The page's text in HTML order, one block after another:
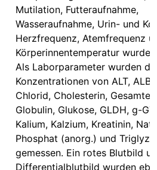
Mutilation, Futteraufnahme,
Wasseraufnahme, Urin- und
Herzfrequenz, Atemfrequenz
Körperinnentemperatur
Als Laborparameter wurden
Konzentrationen von ALT, ALB,
Chlorid, Cholesterin,
Globulin, Glukose, GLDH, g-
Kalium, Kalzium, Kreatinin,
Phosphat (anorg.) und
gemessen. Ein rotes Blutbild
Differentialblutbild wurden